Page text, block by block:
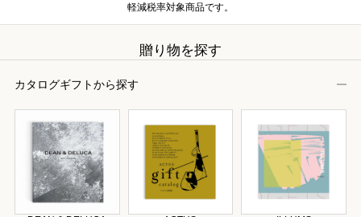
軽減税率対象商品です。
贈り物を探す
カタログギフトから探す